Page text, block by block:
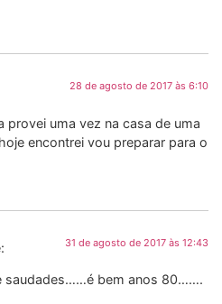
28 de agosto de 2017 às 6:10
provei uma vez na casa de uma
encontrei vou preparar para o
31 de agosto de 2017 às 12:43
saudades……é bem anos 80…….